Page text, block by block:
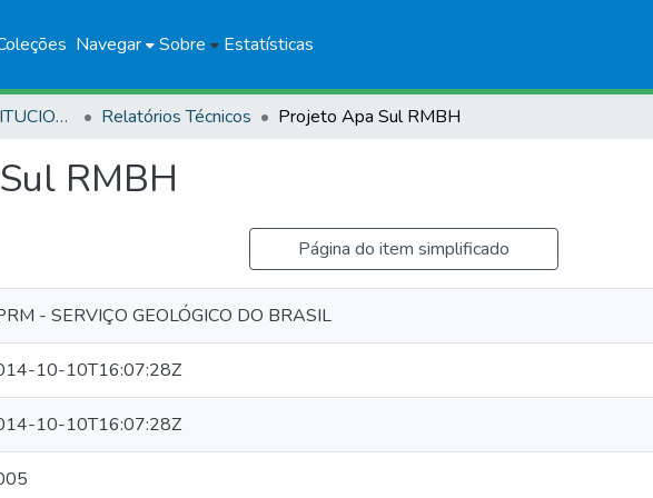
Navegar Sobre Estatísticas
PRODUÇÃO INSTITUCIONAL Relatórios Técnicos Projeto Apa Sul RMBH
RMBH
Página do item simplificado
- SERVIÇO GEOLÓGICO DO BRASIL
10-10T16:07:28Z
10-10T16:07:28Z